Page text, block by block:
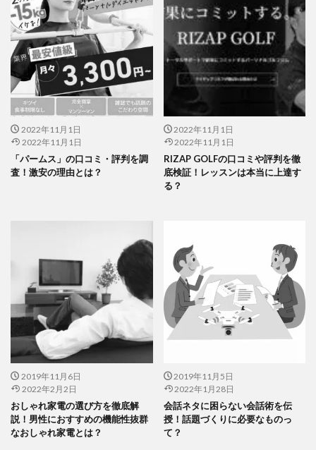
2022年11月1日
2022年11月1日
「パームス」の口コミ・評判を調
査！激安の理由とは？
2022年11月1日
2022年11月1日
RIZAP GOLFの口コミや評判を徹
底検証！レッスンは本当に上達す
る？
2019年11月6日
2022年2月2日
おしゃれ家電の選び方を徹底解
説！男性におすすめの機能性抜群
なおしゃれ家電とは？
2019年11月5日
2022年1月28日
会話ネタに困らない会話術を伝
授！話題づくりに必要なものっ
て？